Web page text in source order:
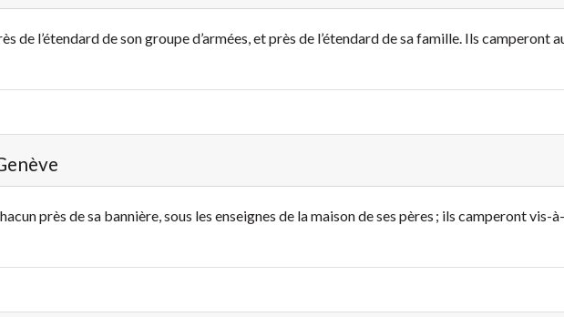
de l’étendard de son groupe d’armées, et près de l’étendard de sa famille. Ils camperont
près de sa bannière, sous les enseignes de la maison de ses pères ; ils camperont vis-